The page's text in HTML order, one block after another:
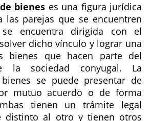
bienes es una figura jurídica
las parejas que se encuentren
se encuentra dirigida con el
dicho vínculo y lograr una
bienes que hacen parte del
la sociedad conyugal. La
se puede presentar de
mutuo acuerdo o de forma
tienen un trámite legal
distinto al otro y tienen otros